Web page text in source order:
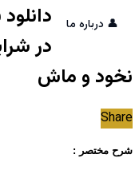
👤 درباره ما
در
نخود و ماش
Share
شرح مختصر :